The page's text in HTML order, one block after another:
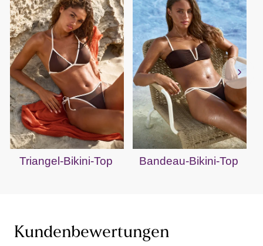
Triangel-Bikini-Top Bandeau-Bikini-Top
Kundenbewertungen